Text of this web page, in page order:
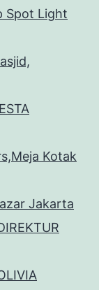
Spot Light
Kotak
Jakarta